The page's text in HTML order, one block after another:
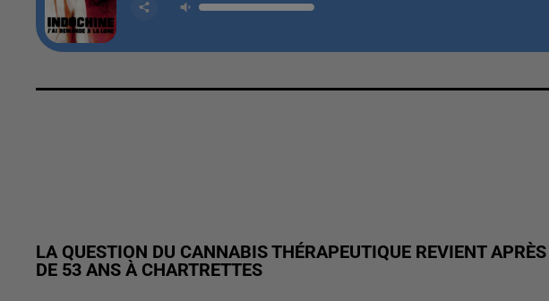
LA QUESTION DU CANNABIS THÉRAPEUTIQUE REVIENT
DE 53 ANS À CHARTRETTES